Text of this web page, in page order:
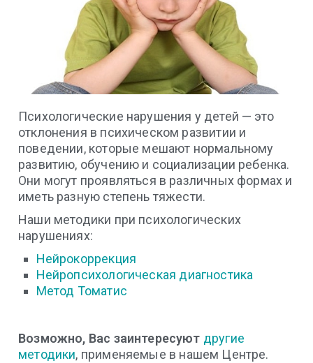
Психологические нарушения у детей — это
отклонения в психическом развитии и
поведении, которые мешают нормальному
развитию, обучению и социализации ребенка.
Они могут проявляться в различных формах и
иметь разную степень тяжести.
Наши методики при психологических
нарушениях:
Нейрокоррекция
Нейропсихологическая диагностика
Метод Томатис
Возможно, Вас заинтересуют другие
методики, применяемые в нашем Центре.